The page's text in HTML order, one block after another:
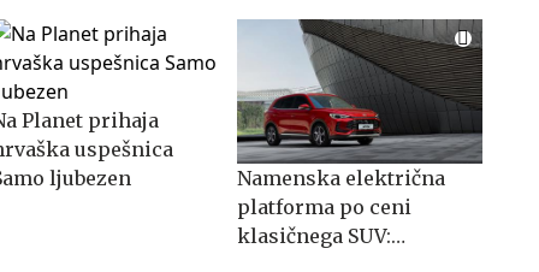
Planet prihaja
uspešnica
ljubezen
Namenska električna
platforma po ceni
klasičnega SUV: